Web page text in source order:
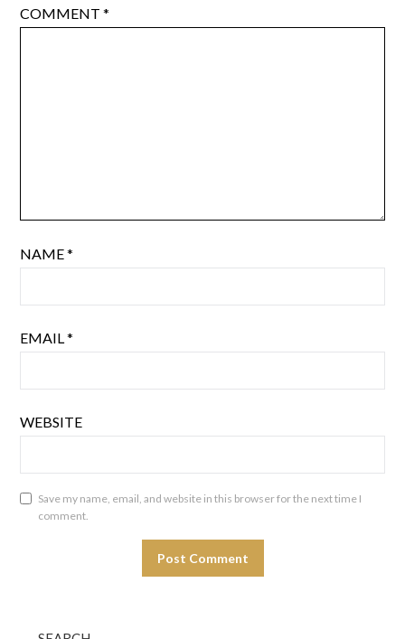
COMMENT*
NAME*
EMAIL*
WEBSITE
Save my name, email, and website in this browser for the next time I
comment.